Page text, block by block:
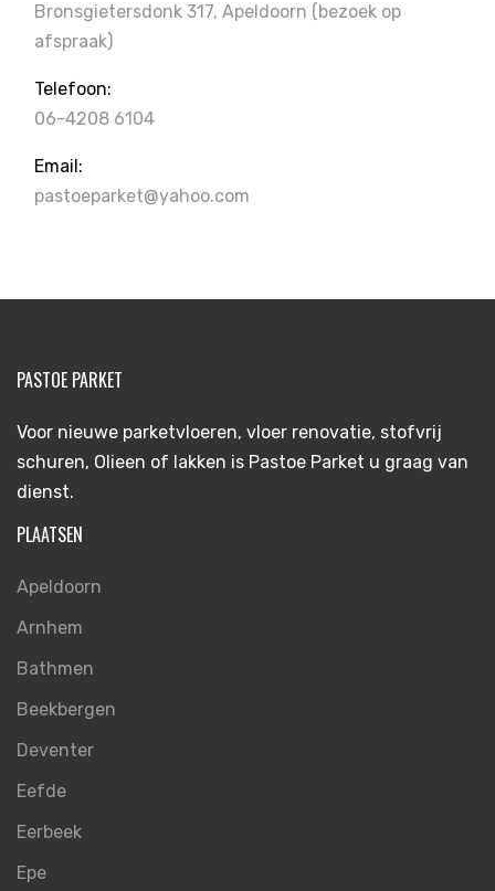
Bronsgietersdonk 317, Apeldoorn (bezoek op
afspraak)
Telefoon:
06-4208 6104
Email:
pastoeparket@yahoo.com
PASTOE PARKET
Voor nieuwe parketvloeren, vloer renovatie, stofvrij
schuren, Olieen of lakken is Pastoe Parket u graag van
dienst.
PLAATSEN
Apeldoorn
Arnhem
Bathmen
Beekbergen
Deventer
Eefde
Eerbeek
Epe